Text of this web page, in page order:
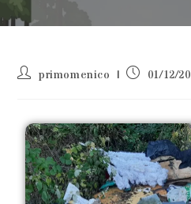
primomenico 01/12/